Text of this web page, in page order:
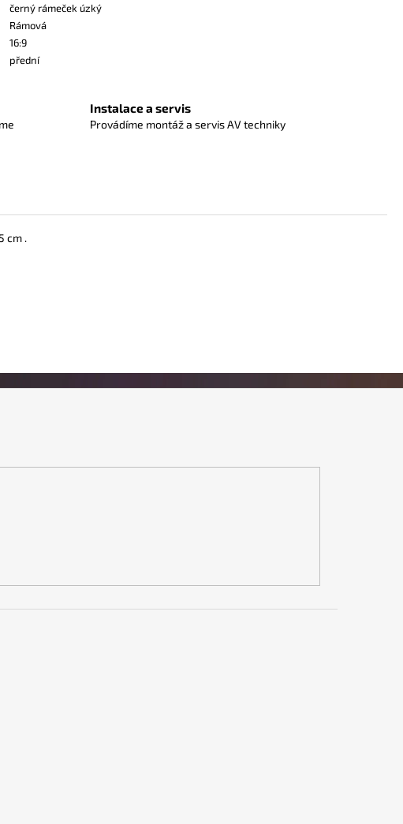
černý rámeček úzký
Rámová
16:9
přední
Instalace a servis
Provádíme montáž a servis AV techniky
cm .